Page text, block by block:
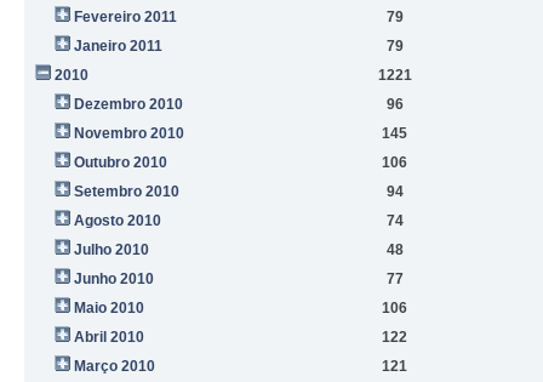
Fevereiro 2011
79
Janeiro 2011
79
2010
1221
Dezembro 2010
96
Novembro 2010
145
Outubro 2010
106
Setembro 2010
94
Agosto 2010
74
Julho 2010
48
Junho 2010
77
Maio 2010
106
Abril 2010
122
Março 2010
121